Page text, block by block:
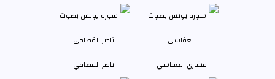
مشاري العفاسي ناصر القطامي